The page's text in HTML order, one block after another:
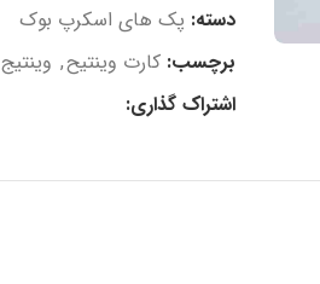
دسته: پک های اسکرپ بوک
برچسب: کارت وینتیح, وینتیج
اشتراک گذاری: